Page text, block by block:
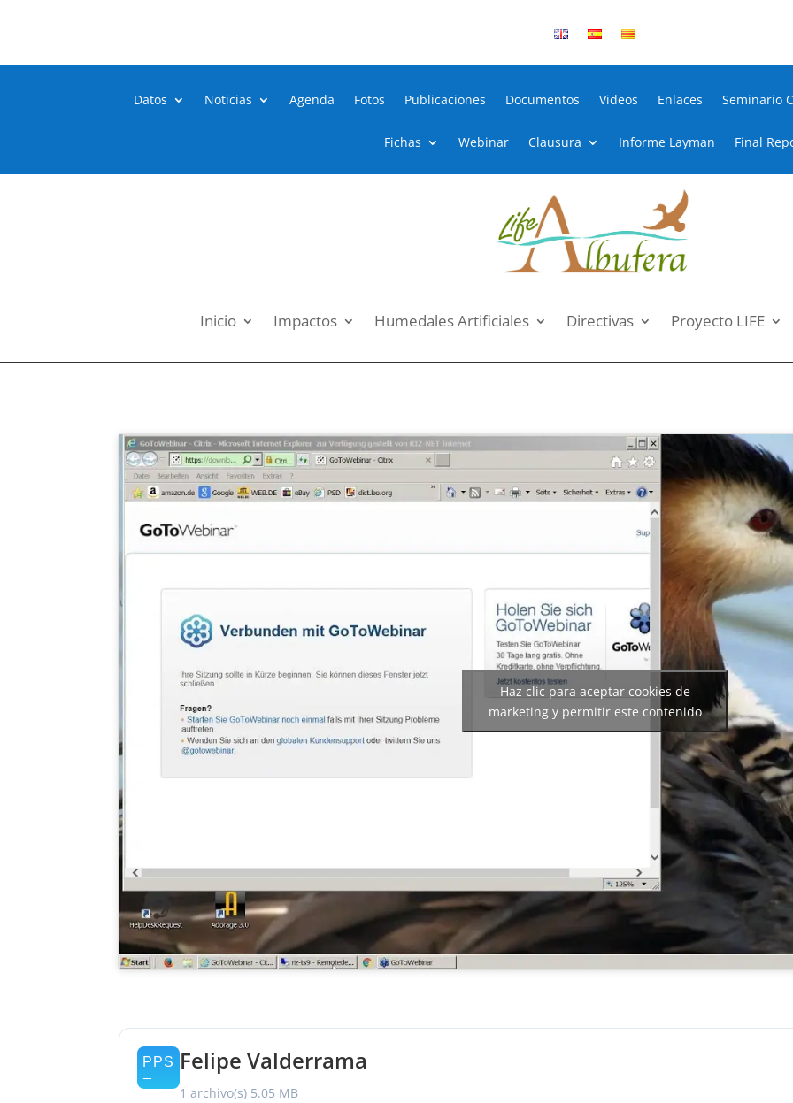
Datos Noticias Agenda Fotos Publicaciones Documentos Videos Enlaces Seminario
Fichas Webinar Clausura Informe Layman Final
Inicio Impactos Humedales Artificiales Directivas Proyecto LIFE
Haz clic para aceptar cookies de
marketing y permitir este contenido
Felipe Valderrama
1 archivo(s) 5.05 MB